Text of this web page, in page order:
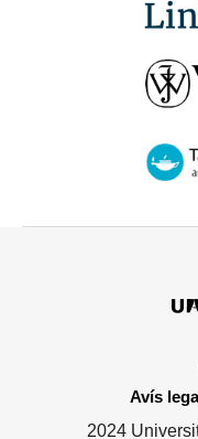
Avís
2024